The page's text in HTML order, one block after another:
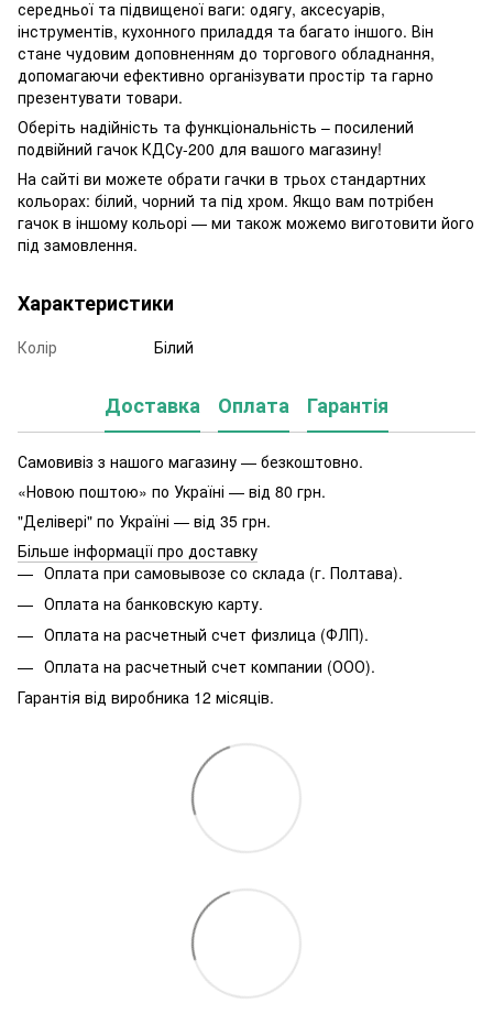
середньої та підвищеної ваги: одягу, аксесуарів,
інструментів, кухонного приладдя та багато іншого. Він
стане чудовим доповненням до торгового обладнання,
допомагаючи ефективно організувати простір та гарно
презентувати товари.
Оберіть надійність та функціональність – посилений
подвійний гачок КДСу-200 для вашого магазину!
На сайті ви можете обрати гачки в трьох стандартних
кольорах: білий, чорний та під хром. Якщо вам потрібен
гачок в іншому кольорі — ми також можемо виготовити його
під замовлення.
Характеристики
Колір Білий
Доставка Оплата Гарантія
Самовивіз з нашого магазину — безкоштовно.
«Новою поштою» по Україні — від 80 грн.
"Делівері" по Україні — від 35 грн.
Більше інформації про доставку
Оплата при самовывозе со склада (г. Полтава).
Оплата на банковскую карту.
Оплата на расчетный счет физлица (ФЛП).
Оплата на расчетный счет компании (ООО).
Гарантія від виробника 12 місяців.